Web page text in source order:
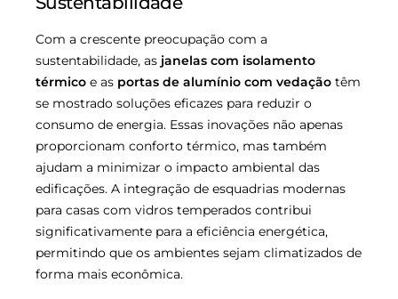
Com a crescente preocupação com a
sustentabilidade, as janelas com isolamento
térmico e as portas de alumínio com vedação têm
se mostrado soluções eficazes para reduzir o
consumo de energia. Essas inovações não apenas
proporcionam conforto térmico, mas também
ajudam a minimizar o impacto ambiental das
edificações. A integração de esquadrias modernas
para casas com vidros temperados contribui
significativamente para a eficiência energética,
permitindo que os ambientes sejam climatizados de
forma mais econômica.